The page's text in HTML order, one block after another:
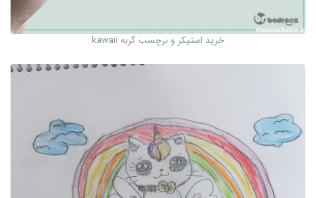
خرید استیکر و برچسب گربه kawaii